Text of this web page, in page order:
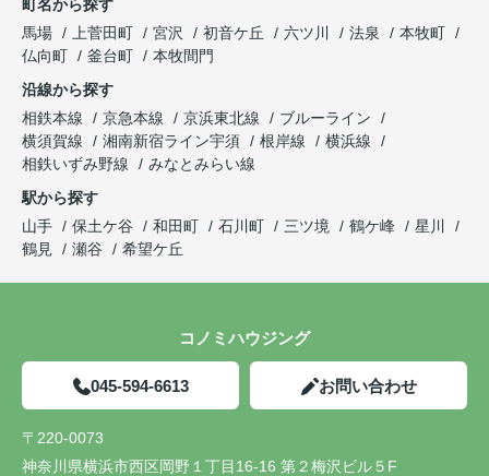
町名から探す
馬場
上菅田町 宮沢 初音ケ丘 六ツ川 法泉
本牧町
仏向町
釜台町
本牧間門
沿線から探す
相鉄本線
京急本線 京浜東北線
ブルーライン
横須賀線
湘南新宿ライン宇須 根岸線
横浜線
相鉄いずみ野線
みなとみらい線
駅から探す
山手
保土ケ谷 和田町 石川町 三ツ境 鶴ケ峰
星川
鶴見
瀬谷 希望ケ丘
コノミハウジング
045-594-6613 お問い合わせ
〒220-0073
神奈川県横浜市西区岡野１丁目16-16 第２梅沢ビル５F